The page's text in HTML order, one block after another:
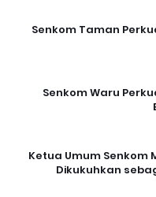
Senkom Taman
Senkom Waru
Ketua Umum Senkom
Dikukuhkan